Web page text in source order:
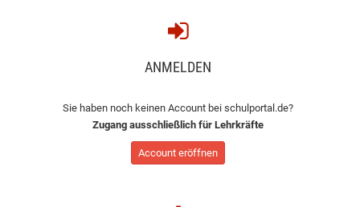
ANMELDEN
Sie haben noch keinen Account bei schulportal.de?
Zugang ausschließlich für Lehrkräfte
Account eröffnen